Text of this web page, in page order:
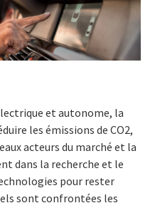
et autonome, la
les émissions de CO2,
acteurs du marché et la
dans la recherche et le
pour rester
sont confrontées les